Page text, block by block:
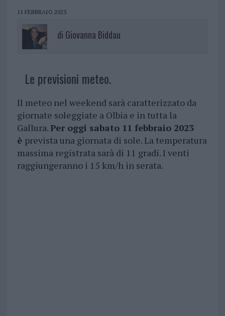
11 FEBBRAIO 2023
di Giovanna Biddau
Le previsioni meteo.
Il meteo nel weekend sarà caratterizzato da
giornate soleggiate a Olbia e in tutta la
Gallura.Per oggi sabato 11 febbraio 2023
è prevista una giornata di sole. La temperatura
massima registrata sarà di 11 gradi. I venti
raggiungeranno i 15 km/h in serata.